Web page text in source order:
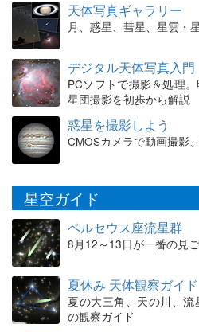
天体写真ギャラリー
月、惑星、彗星、星雲・
デジタル天体写真入門
PCソフトで撮影＆処理
星団撮影を初歩から解説
惑星を撮影しよう
CMOSカメラで動画撮影
星空ガイド
ペルセウス座流星群
8月12～13日が一番の見
夏休み 天体観察ガイド
夏の大三角、天の川、
の観察ガイド